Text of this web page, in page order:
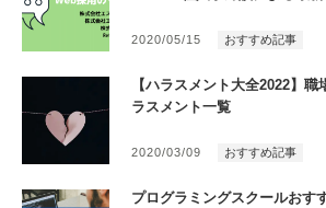
2020/05/15 おすすめ記事
【ハラスメント大全2022】
ラスメント一覧
2020/03/09 おすすめ記事
プログラミングスクールおす